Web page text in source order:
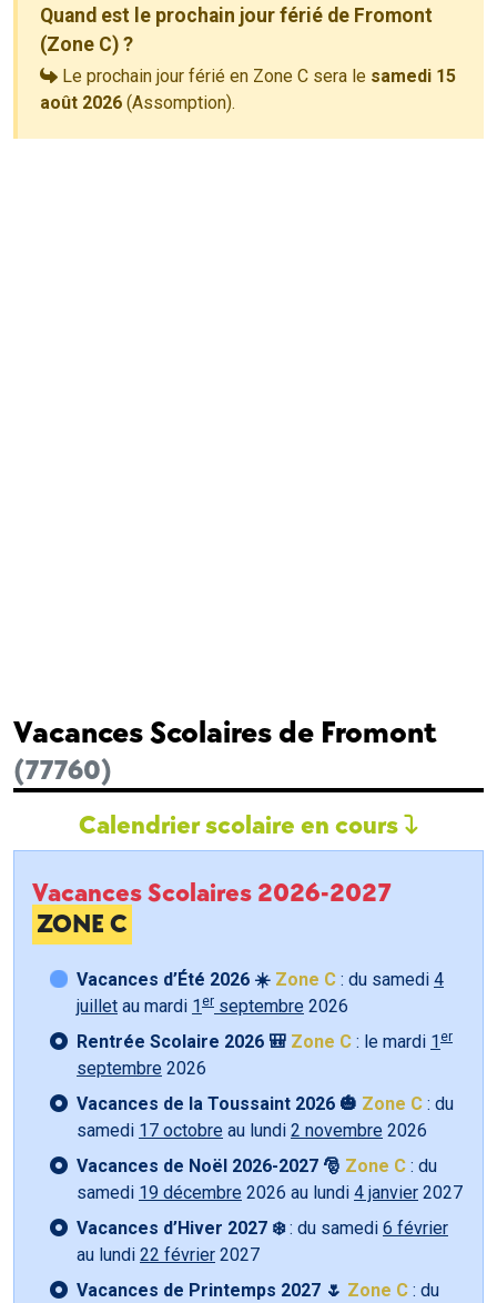
Quand est le prochain jour férié de Fromont
(Zone C) ?
Le prochain jour férié en Zone C sera le samedi 15
août 2026 (Assomption).
Vacances Scolaires de Fromont
(77760)
Calendrier scolaire en cours
Vacances Scolaires 2026-2027
ZONE C
Vacances d’Été 2026 ☀️ Zone C : du samedi 4
juillet au mardi 1 er septembre 2026
Rentrée Scolaire 2026 🎒 Zone C : le mardi 1 er
septembre 2026
Vacances de la Toussaint 2026 🎃 Zone C : du
samedi 17 octobre au lundi 2 novembre 2026
Vacances de Noël 2026-2027 🎅 Zone C : du
samedi 19 décembre 2026 au lundi 4 janvier 2027
Vacances d’Hiver 2027 ❄️: du samedi 6 février
au lundi 22 février 2027
Vacances de Printemps 2027 🌷 Zone C : du